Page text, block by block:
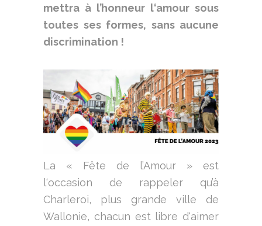
mettra à l’honneur l‘amour sous
toutes ses formes, sans aucune
discrimination !
La « Fête de l’Amour » est
l‘occasion de rappeler qu’à
Charleroi, plus grande ville de
Wallonie, chacun est libre d‘aimer